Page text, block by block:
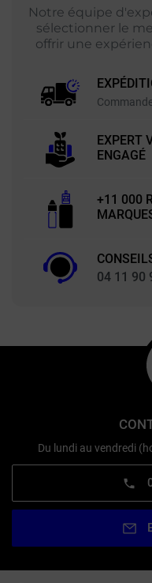
Notre équipe
sélectionner le
offrir une
EXPERT
ENGAGÉ
+11 000
04 11 90
Du lundi au vendredi